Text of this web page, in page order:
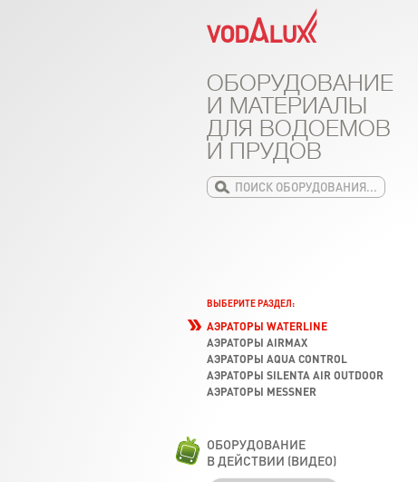
ОБОРУДОВАНИЕ
И МАТЕРИАЛЫ
ДЛЯ ВОДОЕМОВ
И ПРУДОВ
ВЫБЕРИТЕ РАЗДЕЛ:
АЭРАТОРЫ WATERLINE
АЭРАТОРЫ AIRMAX
АЭРАТОРЫ AQUA CONTROL
АЭРАТОРЫ SILENTA AIR OUTDOOR
АЭРАТОРЫ MESSNER
ОБОРУДОВАНИЕ
В ДЕЙСТВИИ (ВИДЕО)